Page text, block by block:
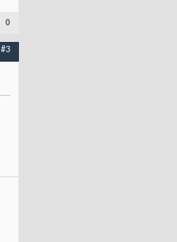
0
#3